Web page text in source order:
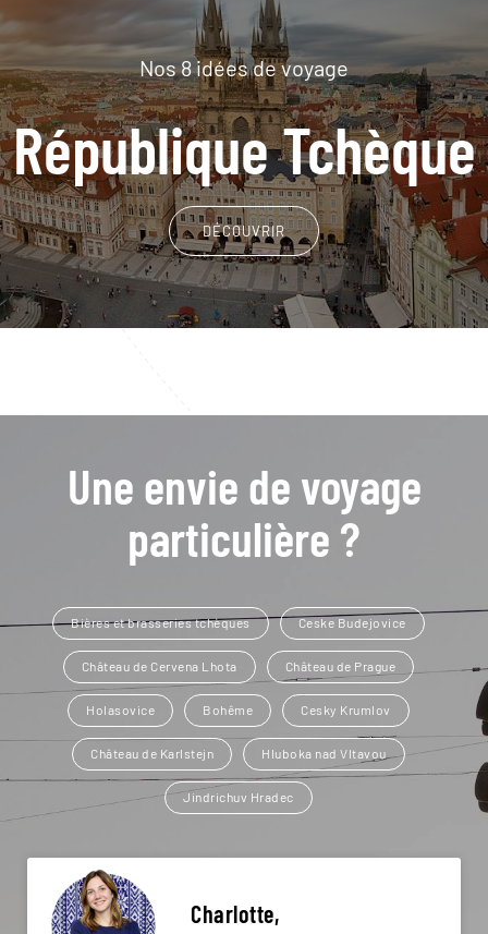
Nos 8 idées de voyage
République Tchèque
DÉCOUVRIR
Une envie de voyage
particulière ?
Bières et brasseries tchèques Ceske Budejovice
Château de Cervena Lhota Château de Prague
Holasovice Bohême Cesky Krumlov
Château de Karlstejn Hluboka nad Vltavou
Jindrichuv Hradec
Charlotte,